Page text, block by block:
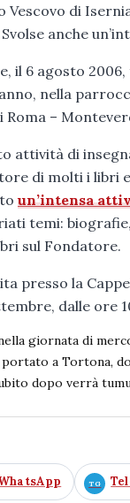
di
anche
il 6 agosto
nella
Roma –
attività di
di molti i libri
un’intensa
temi:
sul Fondatore.
presso la
dalle ore
giornata di
a Tortona,
dopo verrà